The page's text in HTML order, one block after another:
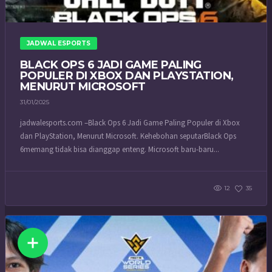
JADWAL ESPORTS
BLACK OPS 6 JADI GAME PALING
POPULER DI XBOX DAN PLAYSTATION,
MENURUT MICROSOFT
31/01/2025
jadwalesports.com –Black Ops 6 Jadi Game Paling Populer di Xbox
dan PlayStation, Menurut Microsoft. Kehebohan seputarBlack Ops
6memang tidak bisa dianggap enteng. Microsoft baru-baru...
12 35